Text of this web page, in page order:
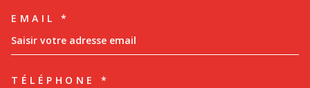
EMAIL *
TÉLÉPHONE *